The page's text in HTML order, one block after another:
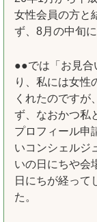
女性会員の方と
ず、8月の中旬
●●では「お見合
り、私には女性
くれたのですが
ず、なおかつ私
プロフィール申
いコンシェルジ
いの日にちや会
日にちが経って
た。